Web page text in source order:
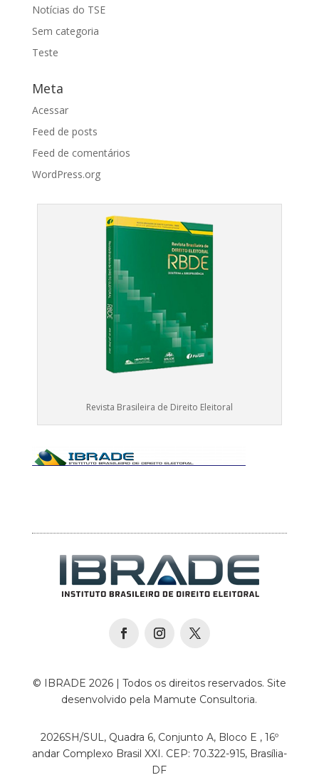
Notícias do TSE
Sem categoria
Teste
Meta
Acessar
Feed de posts
Feed de comentários
WordPress.org
Revista Brasileira de Direito Eleitoral
© IBRADE 2026 | Todos os direitos reservados. Site
desenvolvido pela Mamute Consultoria.
2026SH/SUL, Quadra 6, Conjunto A, Bloco E , 16º
andar Complexo Brasil XXI. CEP: 70.322-915, Brasília-
DF